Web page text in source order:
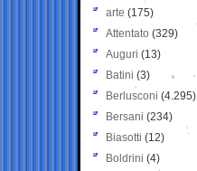
arte (175)
Attentato (329)
Auguri (13)
Batini (3)
Berlusconi (4.295)
Bersani (234)
Biasotti (12)
Boldrini (4)